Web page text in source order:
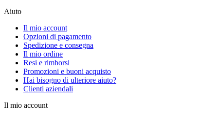
Aiuto
Il mio account
Opzioni di pagamento
Spedizione e consegna
Il mio ordine
Resi e rimborsi
Promozioni e buoni acquisto
Hai bisogno di ulteriore aiuto?
Clienti aziendali
Il mio account